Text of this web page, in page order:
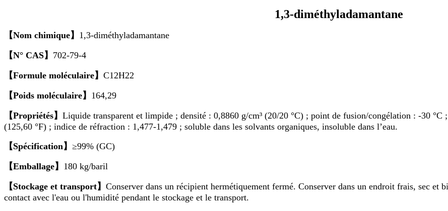
1,3-diméthyladamantane
【Nom chimique】 1,3-diméthyladamantane
【N° CAS】 702-79-4
【Formule moléculaire】 C12H22
【Poids moléculaire】 164,29
【Propriétés】 Liquide transparent et limpide ; densité : 0,8860 g/cm³ (20/20 °C) ; point de fusion/congélation : -30
(125,60 °F) ; indice de réfraction : 1,477-1,479 ; soluble dans les solvants organiques, insoluble dans l’eau.
【Spécification】 ≥99% (GC)
【Emballage】 180 kg/baril
【Stockage et transport】 Conserver dans un récipient hermétiquement fermé. Conserver dans un endroit frais, sec et
contact avec l'eau ou l'humidité pendant le stockage et le transport.